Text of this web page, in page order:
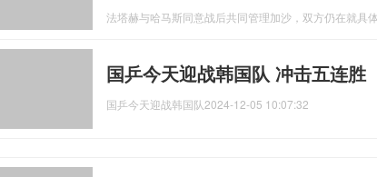
法塔赫与哈马斯同意战后共同管理加沙，双方仍在就具
国乒今天迎战韩国队 冲击五连胜
国乒今天迎战韩国队2024-12-05 10:07:32